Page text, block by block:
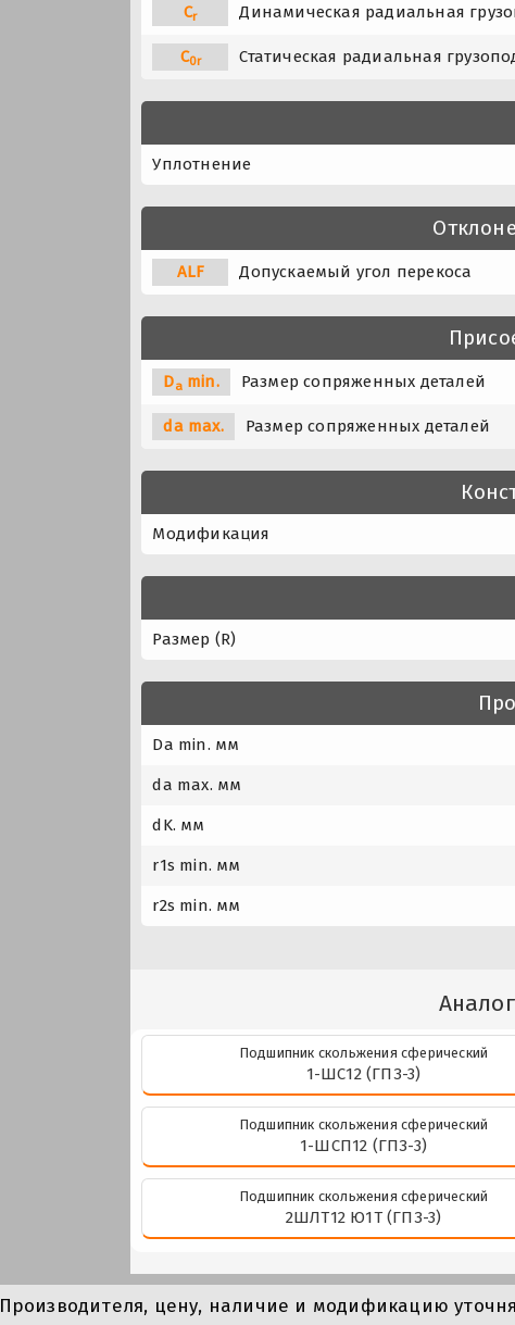
Cr Динамическая радиальная
C0r Статическая радиальная
Уплотнение
ALF Допускаемый угол перекоса
Damin. Размер сопряженных деталей
da max. Размер сопряженных деталей
Модификация
Размер (R)
Da min. мм
da max. мм
dK. мм
r1s min. мм
r2s min. мм
Подшипник скольжения сферический
1-ШС12 (ГПЗ-3)
Подшипник скольжения сферический
1-ШСП12 (ГПЗ-3)
Подшипник скольжения сферический
2ШЛТ12 Ю1Т (ГПЗ-3)
Производителя, цену, наличие и модификацию